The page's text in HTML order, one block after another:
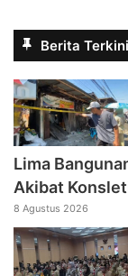
Berita Terkini
Lima
Akibat
8 Agustus 2026